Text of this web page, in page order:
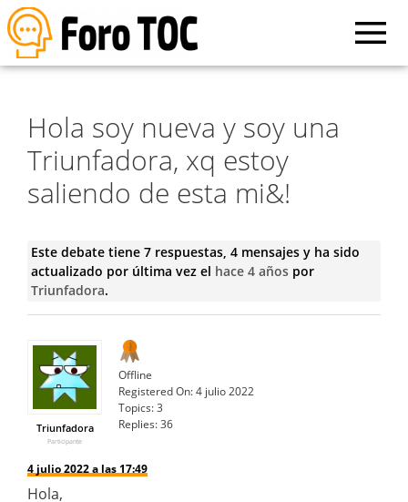
Hola soy nueva y soy una
Triunfadora, xq estoy
saliendo de esta mi&!
Este debate tiene 7 respuestas, 4 mensajes y ha sido
actualizado por última vez el hace 4 añospor
Triunfadora.
Triunfadora
Participante
Offline
Registered On:4 julio 2022
Topics:3
Replies:36
4 julio 2022 a las 17:49
Hola,